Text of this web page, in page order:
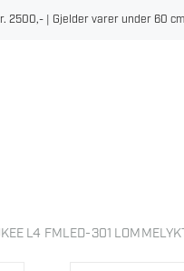
2500,- | Gjelder varer under 60 cm
L4 FMLED-301